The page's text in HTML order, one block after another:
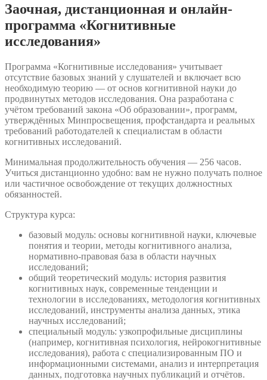
Заочная, дистанционная и онлайн-
программа «Когнитивные
исследования»
Программа «Когнитивные исследования» учитывает
отсутствие базовых знаний у слушателей и включает всю
необходимую теорию — от основ когнитивной науки до
продвинутых методов исследования. Она разработана с
учётом требований закона «Об образовании», программ,
утверждённых Минпросвещения, профстандарта и реальных
требований работодателей к специалистам в области
когнитивных исследований.
Минимальная продолжительность обучения — 256 часов.
Учиться дистанционно удобно: вам не нужно получать полное
или частичное освобождение от текущих должностных
обязанностей.
Структура курса:
базовый модуль: основы когнитивной науки, ключевые
понятия и теории, методы когнитивного анализа,
нормативно-правовая база в области научных
исследований;
общий теоретический модуль: история развития
когнитивных наук, современные тенденции и
технологии в исследованиях, методология когнитивных
исследований, инструменты анализа данных, этика
научных исследований;
специальный модуль: узкопрофильные дисциплины
(например, когнитивная психология, нейрокогнитивные
исследования), работа с специализированным ПО и
информационными системами, анализ и интерпретация
данных, подготовка научных публикаций и отчётов.